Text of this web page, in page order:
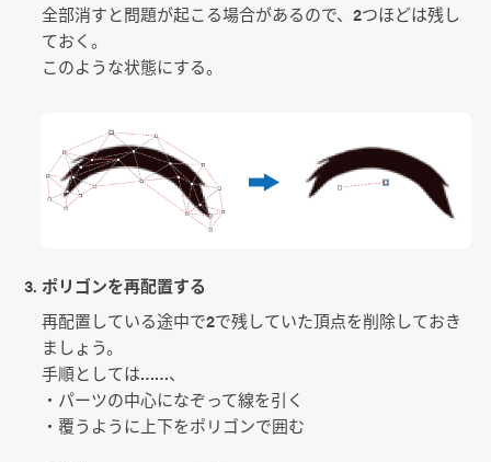
全部消すと問題が起こる場合があるので、2つほどは残し
ておく。
このような状態にする。
ポリゴンを再配置する
再配置している途中で2で残していた頂点を削除しておき
ましょう。
手順としては……、
・パーツの中心になぞって線を引く
・覆うように上下をポリゴンで囲む